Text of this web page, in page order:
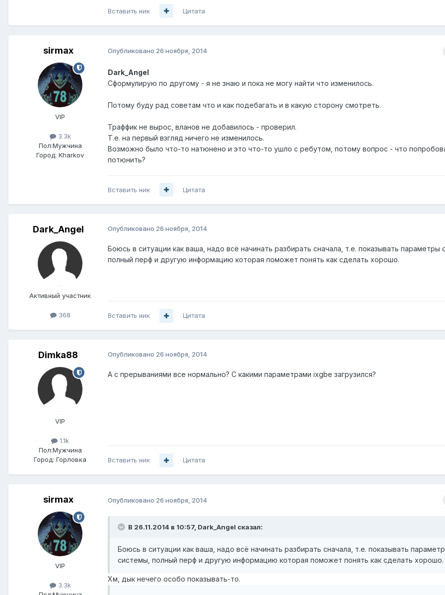
Вставить ник Цитата
sirmax
VIP
3.3k
Пол:Мужчина
Город: Kharkov
Опубликовано 26 ноября, 2014
Dark_Angel
Сформулирую по другому - я не знаю и пока не могу найти что изменилось.
Потому буду рад советам что и как подебагать и в какую сторону смотреть.
Траффик не вырос, вланов не добавилось - проверил.
Т.е. на первый взгляд ничего не изменилось.
Возможно было что-то натюнено и это что-то ушло с ребутом, потому вопрос - что
потюнить?
Вставить ник Цитата
Dark_Angel
Активный участник
368
Опубликовано 26 ноября, 2014
Боюсь в ситуации как ваша, надо всё начинать разбирать сначала, т.е. показывать параметры
полный перф и другую информацию которая поможет понять как сделать хорошо.
Вставить ник Цитата
Dimka88
VIP
1.1k
Пол:Мужчина
Город: Горловка
Опубликовано 26 ноября, 2014
А с прерываниями все нормально? С какими параметрами ixgbe загрузился?
Вставить ник Цитата
sirmax
VIP
3.3k
Опубликовано 26 ноября, 2014
В 26.11.2014 в 10:57, Dark_Angel сказал:
Боюсь в ситуации как ваша, надо всё начинать разбирать сначала, т.е. показывать
системы, полный перф и другую информацию которая поможет понять как сделать хорошо.
Хм, дык нечего особо показывать-то.